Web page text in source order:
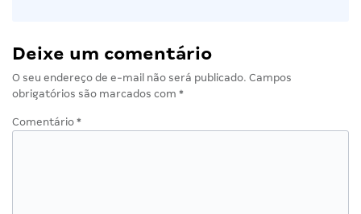
Deixe um comentário
O seu endereço de e-mail não será publicado. Campos
obrigatórios são marcados com *
Comentário *